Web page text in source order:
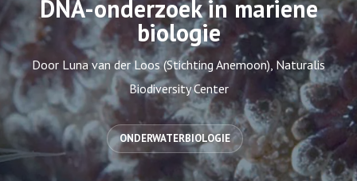
DNA-onderzoek in mariene
biologie
Door Luna van der Loos (Stichting Anemoon), Naturalis
Biodiversity Center
ONDERWATERBIOLOGIE